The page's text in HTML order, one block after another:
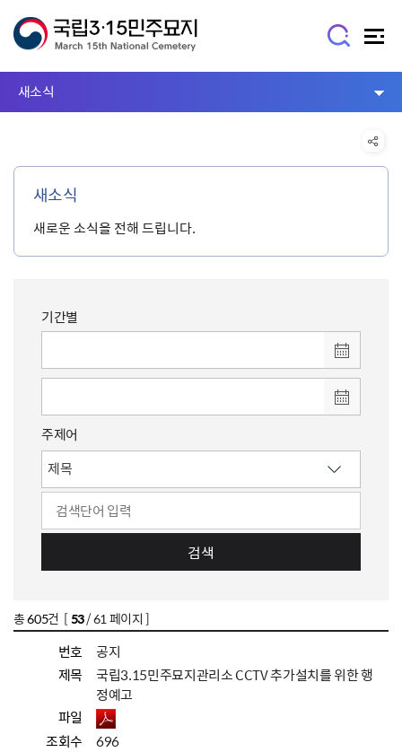
새소식
새소식
새로운 소식을 전해 드립니다.
기간별
주제어
검색
총605건 [53/ 61 페이지 ]
번호
공지
제목
국립3.15민주묘지관리소 CCTV 추가설치를 위한 행
정예고
파일
조회수
696